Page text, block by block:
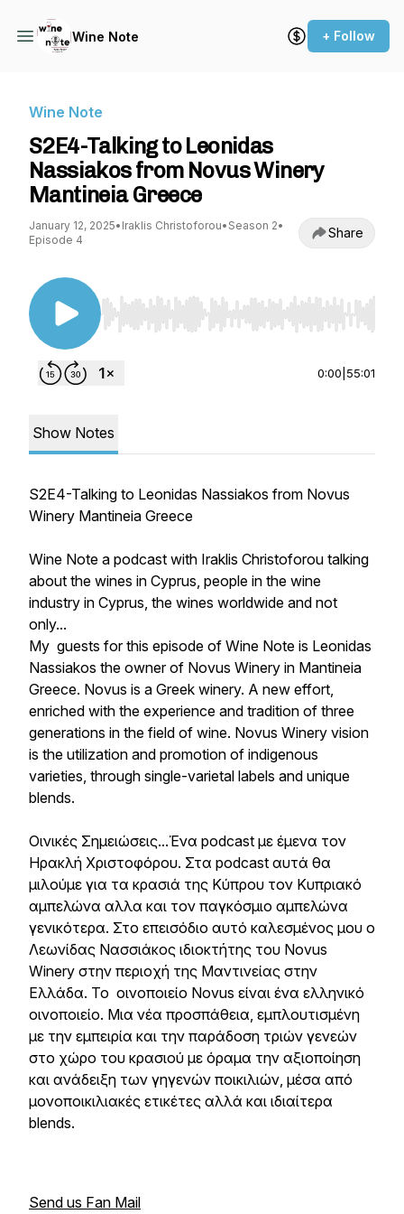
Wine Note + Follow
Wine Note
S2E4-Talking to Leonidas
Nassiakos from Novus Winery
Mantineia Greece
January 12, 2025• Iraklis Christoforou• Season 2•
Episode 4
Share
Use Left/Right to seek, Home/End to jump to
0:00 55:01
Show Notes
S2E4-Talking to Leonidas Nassiakos from Novus
Winery Mantineia Greece
Wine Note a podcast with Iraklis Christoforou talking
about the wines in Cyprus, people in the wine
industry in Cyprus, the wines worldwide and not
only...
My guests for this episode of Wine Note is Leonidas
Nassiakos the owner of Novus Winery in Mantineia
Greece. Novus is a Greek winery. A new effort,
enriched with the experience and tradition of three
generations in the field of wine. Novus Winery vision
is the utilization and promotion of indigenous
varieties, through single-varietal labels and unique
blends.
Οινικές Σημειώσεις...Ένα podcast με έμενα τον
Ηρακλή Χριστοφόρου. Στα podcast αυτά θα
μιλούμε για τα κρασιά της Κύπρου τον Κυπριακό
αμπελώνα αλλα και τον παγκόσμιο αμπελώνα
γενικότερα. Στο επεισόδιο αυτό καλεσμένος μου ο
Λεωνίδας Νασσιάκος ιδιοκτήτης του Novus
Winery στην περιοχή της Μαντινείας στην
Ελλάδα. Το οινοποιείο Novus είναι ένα ελληνικό
οινοποιείο. Μια νέα προσπάθεια, εμπλουτισμένη
με την εμπειρία και την παράδοση τριών γενεών
στο χώρο του κρασιού με όραμα την αξιοποίηση
και ανάδειξη των γηγενών ποικιλιών, μέσα από
μονοποικιλιακές ετικέτες αλλά και ιδιαίτερα
blends.
Send us Fan Mail